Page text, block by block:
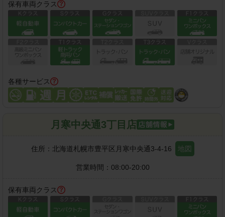
保有車両クラス
各種サービス
月寒中央通3丁目店
住所： 北海道札幌市豊平区月寒中央通3-4-16 地図
営業時間： 08:00-20:00
保有車両クラス